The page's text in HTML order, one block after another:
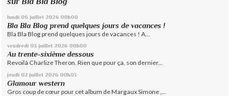
lundi 06 juillet 2026 00h00
Bla Bla Blog prend quelques jours de vacances !
Bla Bla Blog prend quelques jours de vacances ! A...
vendredi 03 juillet 2026 00h00
Au trente-sixième dessous
Revoilà Charlize Theron. Rien que pour ça, son dernier...
jeudi 02 juillet 2026 00h03
Glamour western
Gros coup de cœur pour cet album de Margaux Simone ,...